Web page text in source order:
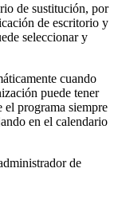
de sustitución, por
de escritorio y
seleccionar y
cuando
puede tener
el programa siempre
en el calendario
de